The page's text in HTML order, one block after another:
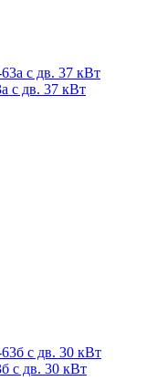
с дв. 37 кВт
с дв. 30 кВт